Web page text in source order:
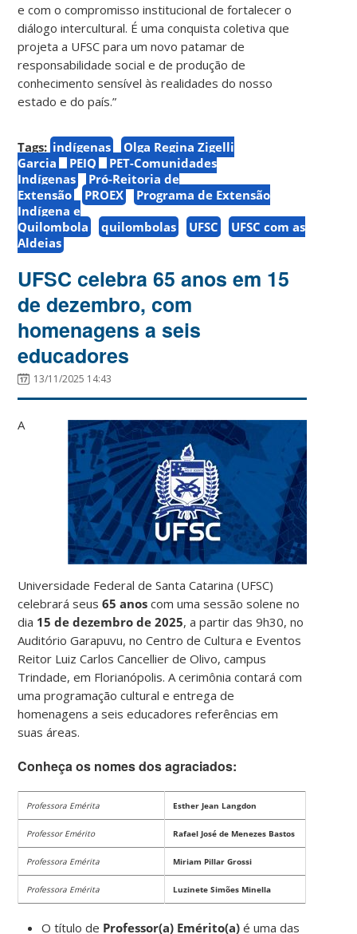
e com o compromisso institucional de fortalecer o
diálogo intercultural. É uma conquista coletiva que
projeta a UFSC para um novo patamar de
responsabilidade social e de produção de
conhecimento sensível às realidades do nosso
estado e do país.”
Tags: indígenas
Olga Regina Zigelli
Garcia
PEIQ
PET-Comunidades
Indígenas
Pró-Reitoria de
Extensão
PROEX
Programa de Extensão
Indígena e
Quilombola
quilombolas UFSC
UFSC com as
Aldeias
UFSC celebra 65 anos em 15
de dezembro, com
homenagens a seis
educadores
13/11/2025 14:43
A
Universidade Federal de Santa Catarina (UFSC)
celebrará seus65 anos com uma sessão solene no
dia 15 de dezembro de 2025, a partir das 9h30, no
Auditório Garapuvu, no Centro de Cultura e Eventos
Reitor Luiz Carlos Cancellier de Olivo, campus
Trindade, em Florianópolis. A cerimônia contará com
uma programação cultural e entrega de
homenagens a seis educadores referências em
suas áreas.
Conheça os nomes dos agraciados:
Professora Emérita Esther Jean Langdon
Professor Emérito Rafael José de Menezes Bastos
Professora Emérita Miriam Pillar Grossi
Professora Emérita Luzinete Simões Minella
O título de Professor(a) Emérito(a) é uma das